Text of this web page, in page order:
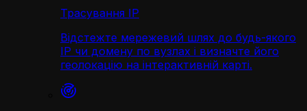
Трасування IP
Відстежте мережевий шлях до будь-якого
IP чи домену по вузлах і визначте його
геолокацію на інтерактивній карті.